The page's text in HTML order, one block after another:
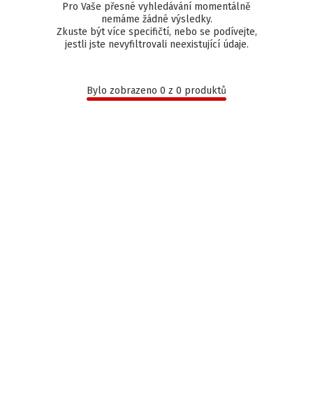
Pro Vaše přesné vyhledávání momentálně
nemáme žádné výsledky.
Zkuste být více specifičtí, nebo se podívejte,
jestli jste nevyfiltrovali neexistující údaje.
Bylo zobrazeno 0 z 0 produktů